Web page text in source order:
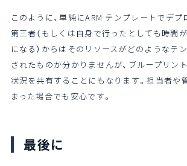
このように、単純にARM テンプレートでデプ
第三者（もしくは自身で行ったとしても時間
になる）からはそのリソースがどのようなテ
されたものか分かりませんが、ブループリン
状況を共有することにもなります。担当者や
まった場合でも安心です。
最後に